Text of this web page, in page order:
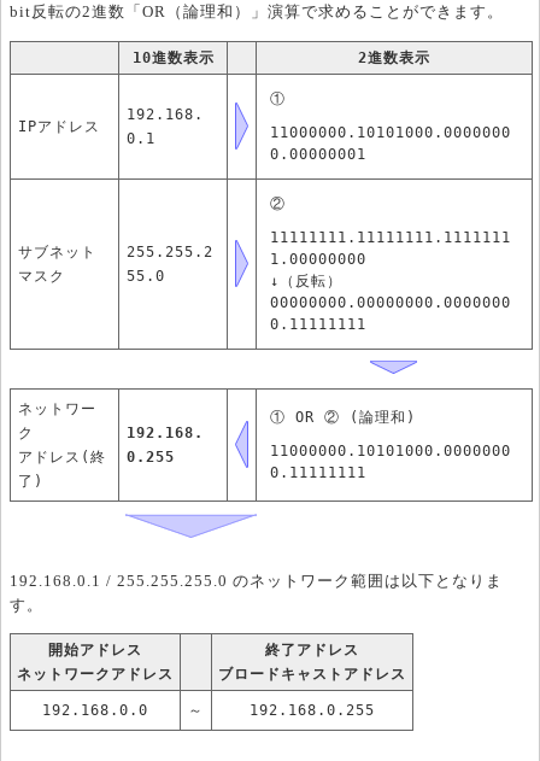
bit反転の2進数「OR（論理和）」演算で求めることができます。
10進数表示 2進数表示
IPアドレス
192.168.
0.1
①
11000000.10101000.0000000
0.00000001
サブネット
マスク
255.255.2
55.0
②
11111111.11111111.1111111
1.00000000
↓（反転）
00000000.00000000.0000000
0.11111111
ネットワー
ク
アドレス(終
了)
192.168.
0.255
① OR ② (論理和)
11000000.10101000.0000000
0.11111111
192.168.0.1 / 255.255.255.0 のネットワーク範囲は以下となりま
す。
開始アドレス
ネットワークアドレス
終了アドレス
ブロードキャストアドレス
192.168.0.0 ～ 192.168.0.255